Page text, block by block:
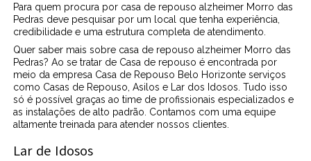
Para quem procura por casa de repouso alzheimer Morro das
Pedras deve pesquisar por um local que tenha experiência,
credibilidade e uma estrutura completa de atendimento.
Quer saber mais sobre casa de repouso alzheimer Morro das
Pedras? Ao se tratar de Casa de repouso é encontrada por
meio da empresa Casa de Repouso Belo Horizonte serviços
como Casas de Repouso, Asilos e Lar dos Idosos. Tudo isso
só é possível graças ao time de profissionais especializados e
as instalações de alto padrão. Contamos com uma equipe
altamente treinada para atender nossos clientes.
Lar de Idosos